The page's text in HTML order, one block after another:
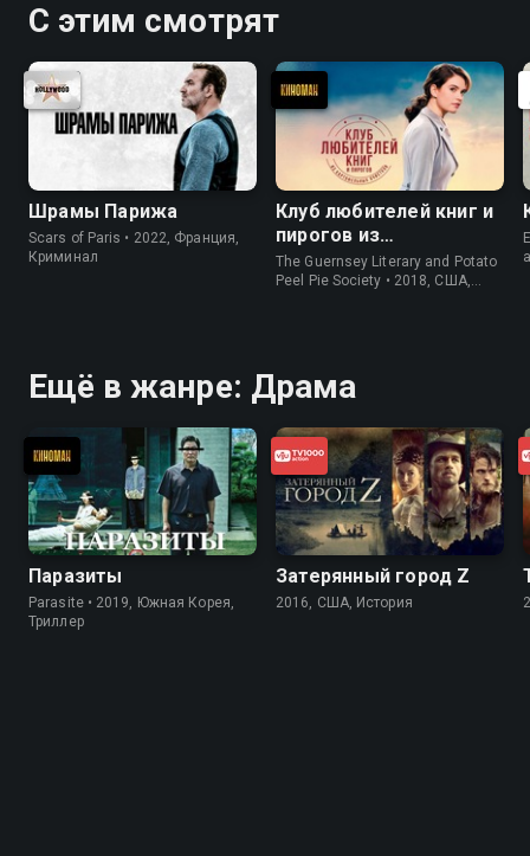
С этим смотрят
Шрамы Парижа
Scars of Paris • 2022, Франция,
Криминал
Клуб любителей книг и
пирогов из
картофельных
очистков
The Guernsey Literary and Potato
Peel Pie Society • 2018, США,
Ещё в жанре: Драма
Паразиты
Parasite • 2019, Южная Корея,
Триллер
Затерянный город Z
2016, США, История